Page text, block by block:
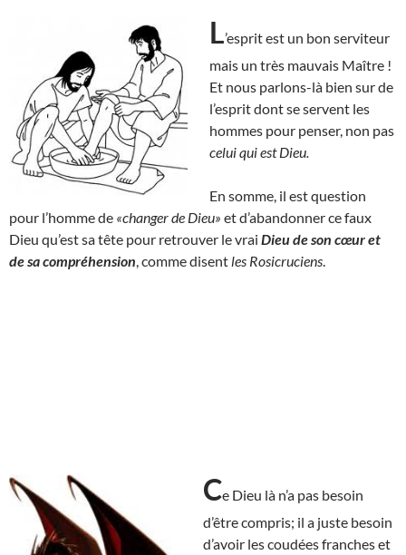
L’esprit est un bon serviteur
mais un très mauvais Maître !
Et nous parlons-là bien sur de
l’esprit dont se servent les
hommes pour penser, non pas
celui qui est Dieu.
En somme, il est question
pour l’homme de «changer de Dieu» et d’abandonner ce faux
Dieu qu’est sa tête pour retrouver le vrai Dieu de son cœur et
de sa compréhension , comme disent les Rosicruciens
Ce Dieu là n’a pas besoin
d’être compris; il a juste besoin
d’avoir les coudées franches et